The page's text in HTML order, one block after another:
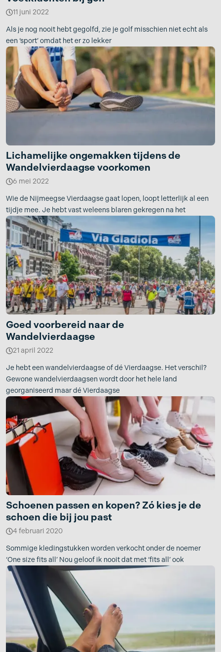
11 juni 2022
Als je nog nooit hebt gegolfd, zie je golf misschien niet echt als
een ‘sport’ omdat het er zo lekker
Lichamelijke ongemakken tijdens de
Wandelvierdaagse voorkomen
6 mei 2022
Wie de Nijmeegse Vierdaagse gaat lopen, loopt letterlijk al een
tijdje mee. Je hebt vast weleens blaren gekregen na het
Goed voorbereid naar de
Wandelvierdaagse
21 april 2022
Je hebt een wandelvierdaagse of dé Vierdaagse. Het verschil?
Gewone wandelvierdaagsen wordt door het hele land
georganiseerd maar dé Vierdaagse
Schoenen passen en kopen? Zó kies je de
schoen die bij jou past
4 februari 2020
Sommige kledingstukken worden verkocht onder de noemer
‘One size fits all’ Nou geloof ik nooit dat met ‘fits all’ ook